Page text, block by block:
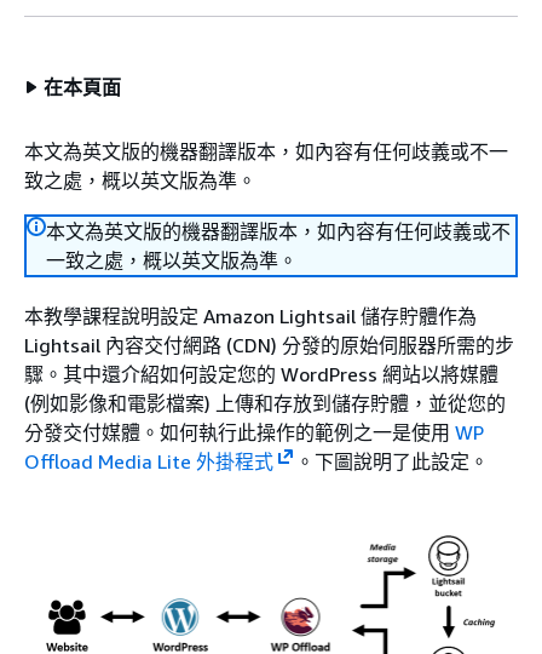
在本頁面
本文為英文版的機器翻譯版本，如內容有任何歧義或不一
致之處，概以英文版為準。
本文為英文版的機器翻譯版本，如內容有任何歧義或不
一致之處，概以英文版為準。
本教學課程說明設定 Amazon Lightsail 儲存貯體作為
Lightsail 內容交付網路 (CDN) 分發的原始伺服器所需的步
驟。其中還介紹如何設定您的 WordPress 網站以將媒體
(例如影像和電影檔案) 上傳和存放到儲存貯體，並從您的
分發交付媒體。如何執行此操作的範例之一是使用 WP
Offload Media Lite 外掛程式
。下圖說明了此設定。